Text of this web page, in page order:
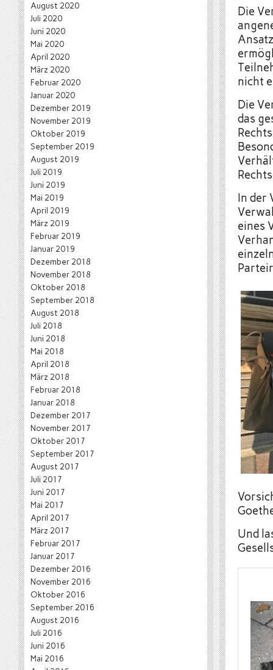
Die
nicht
Die
das
In der
eines
Und
August 2020
Juli 2020
Juni 2020
Mai 2020
April 2020
März 2020
Februar 2020
Januar 2020
Dezember 2019
November 2019
Oktober 2019
September 2019
August 2019
Juli 2019
Juni 2019
Mai 2019
April 2019
März 2019
Februar 2019
Januar 2019
Dezember 2018
November 2018
Oktober 2018
September 2018
August 2018
Juli 2018
Juni 2018
Mai 2018
April 2018
März 2018
Februar 2018
Januar 2018
Dezember 2017
November 2017
Oktober 2017
September 2017
August 2017
Juli 2017
Juni 2017
Mai 2017
April 2017
März 2017
Februar 2017
Januar 2017
Dezember 2016
November 2016
Oktober 2016
September 2016
August 2016
Juli 2016
Juni 2016
Mai 2016